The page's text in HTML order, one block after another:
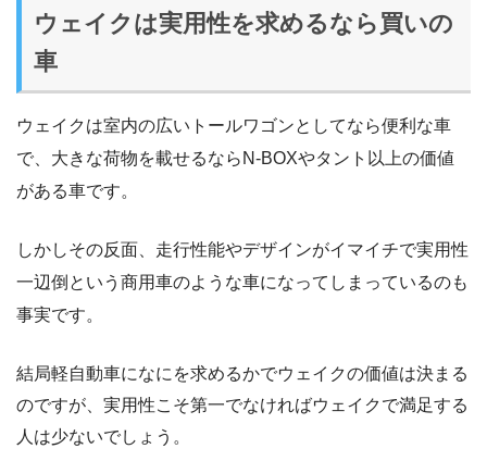
ウェイクは実用性を求めるなら買いの
車
ウェイクは室内の広いトールワゴンとしてなら便利な車
で、大きな荷物を載せるならN-BOXやタント以上の価値
がある車です。
しかしその反面、走行性能やデザインがイマイチで実用性
一辺倒という商用車のような車になってしまっているのも
事実です。
結局軽自動車になにを求めるかでウェイクの価値は決まる
のですが、実用性こそ第一でなければウェイクで満足する
人は少ないでしょう。